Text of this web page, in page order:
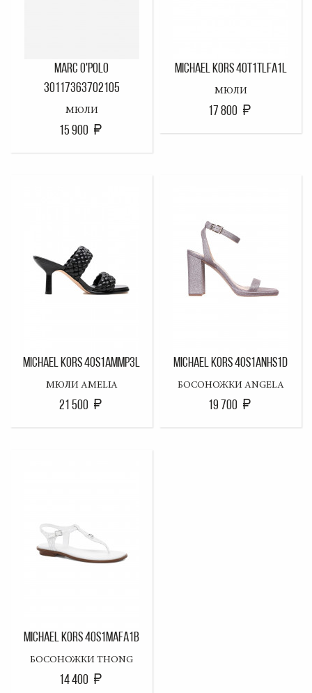
MARC O'POLO
30117363702105
МЮЛИ
15 900
MICHAEL KORS 40T1TLFA1L
МЮЛИ
17 800
MICHAEL KORS 40S1AMMP3L
МЮЛИ AMELIA
21 500
MICHAEL KORS 40S1ANHS1D
БОСОНОЖКИ ANGELA
19 700
MICHAEL KORS 40S1MAFA1B
БОСОНОЖКИ THONG
14 400